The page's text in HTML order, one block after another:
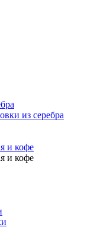
из серебра
и кофе
и кофе